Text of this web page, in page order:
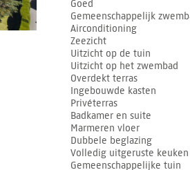
Goed
Gemeenschappelijk
Airconditioning
Zeezicht
Uitzicht op de tuin
Uitzicht op het zwembad
Overdekt terras
Ingebouwde kasten
Privéterras
Badkamer en suite
Marmeren vloer
Dubbele beglazing
Volledig uitgeruste keuken
Gemeenschappelijke tuin